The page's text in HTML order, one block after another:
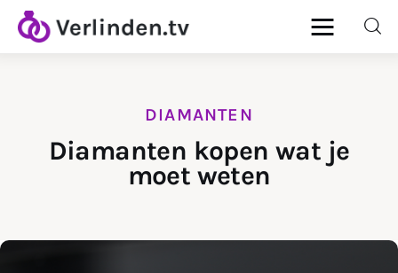
Diamanten
DIAMANTEN
Diamanten kopen wat je
moet weten